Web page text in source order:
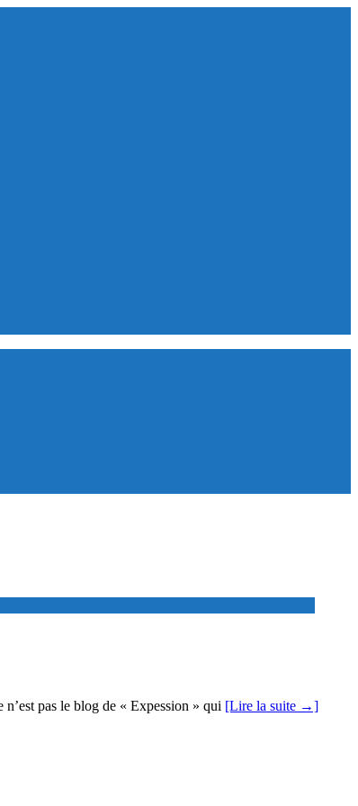
pas le blog de « Expession » qui [Lire la suite →]